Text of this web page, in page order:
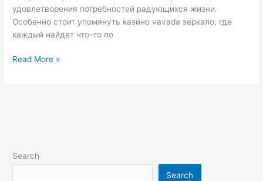
удовлетворения потребностей радующихся жизни.
Особенно стоит упомянуть казино vavada зеркало, где
каждый найдет что-то по
Read More »
Search
Search